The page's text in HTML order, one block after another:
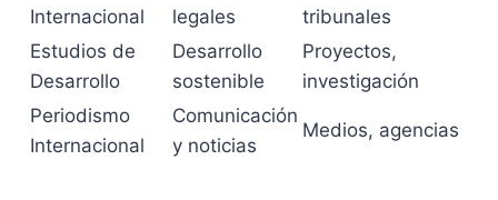
Internacional
legales
tribunales
Estudios de
Desarrollo
Desarrollo
sostenible
Proyectos,
investigación
Periodismo
Internacional
Comunicación
y noticias
Medios, agencias